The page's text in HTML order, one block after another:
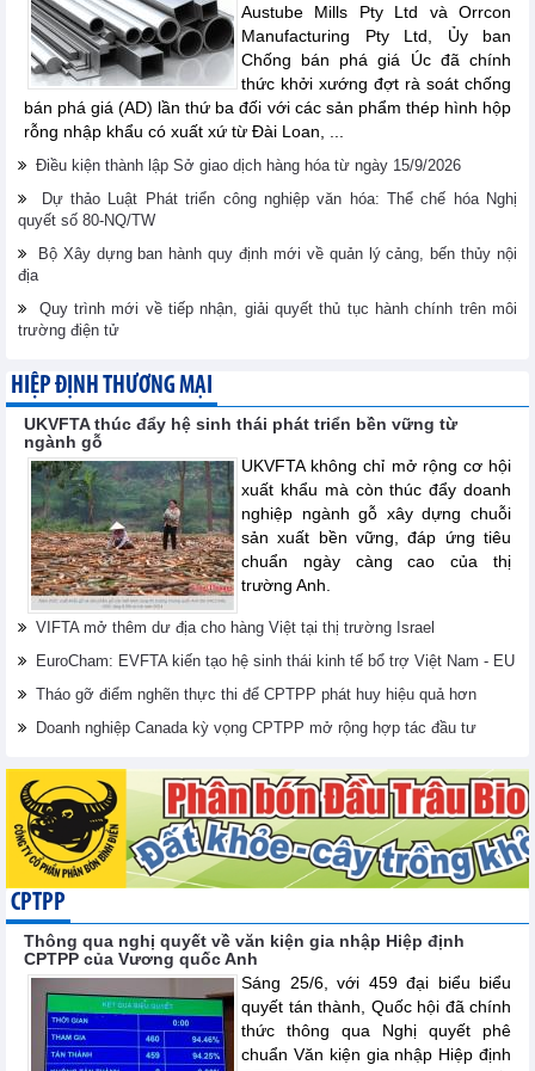
Austube Mills Pty Ltd và Orrcon
Manufacturing Pty Ltd, Ủy ban
Chống bán phá giá Úc đã chính
thức khởi xướng đợt rà soát chống
bán phá giá (AD) lần thứ ba đối với các sản phẩm thép hình hộp
rỗng nhập khẩu có xuất xứ từ Đài Loan, ...
Điều kiện thành lập Sở giao dịch hàng hóa từ ngày 15/9/2026
Dự thảo Luật Phát triển công nghiệp văn hóa: Thể chế hóa Nghị
quyết số 80-NQ/TW
Bộ Xây dựng ban hành quy định mới về quản lý cảng, bến thủy nội
địa
Quy trình mới về tiếp nhận, giải quyết thủ tục hành chính trên môi
trường điện tử
HIỆP ĐỊNH THƯƠNG MẠI
UKVFTA thúc đẩy hệ sinh thái phát triển bền vững từ
ngành gỗ
UKVFTA không chỉ mở rộng cơ hội
xuất khẩu mà còn thúc đẩy doanh
nghiệp ngành gỗ xây dựng chuỗi
sản xuất bền vững, đáp ứng tiêu
chuẩn ngày càng cao của thị
trường Anh.
VIFTA mở thêm dư địa cho hàng Việt tại thị trường Israel
EuroCham: EVFTA kiến tạo hệ sinh thái kinh tế bổ trợ Việt Nam - EU
Tháo gỡ điểm nghẽn thực thi để CPTPP phát huy hiệu quả hơn
Doanh nghiệp Canada kỳ vọng CPTPP mở rộng hợp tác đầu tư
CPTPP
Thông qua nghị quyết về văn kiện gia nhập Hiệp định
CPTPP của Vương quốc Anh
Sáng 25/6, với 459 đại biểu biểu
quyết tán thành, Quốc hội đã chính
thức thông qua Nghị quyết phê
chuẩn Văn kiện gia nhập Hiệp định